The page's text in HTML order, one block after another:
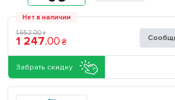
Нет в наличии
1 652.00 ₴
1 247.00 ₴
Забрать скидку